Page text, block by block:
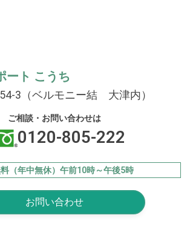
ート こうち
3（ベルモニー結 大津内）
ご相談・お問い合わせは
0120-805-222
（年中無休）午前10時～午後5時
お問い合わせ